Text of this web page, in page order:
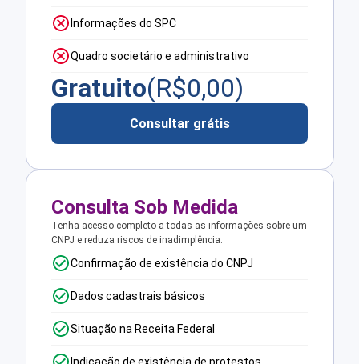
Informações do SPC
Quadro societário e administrativo
Gratuito(R$0,00)
Consultar grátis
Consulta Sob Medida
Tenha acesso completo a todas as informações sobre um
CNPJ e reduza riscos de inadimplência.
Confirmação de existência do CNPJ
Dados cadastrais básicos
Situação na Receita Federal